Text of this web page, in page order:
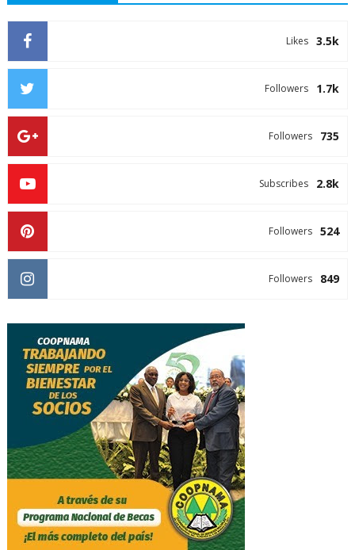
3.5k
Likes
1.7k
Followers
735
Followers
2.8k
Subscribes
524
Followers
849
Followers